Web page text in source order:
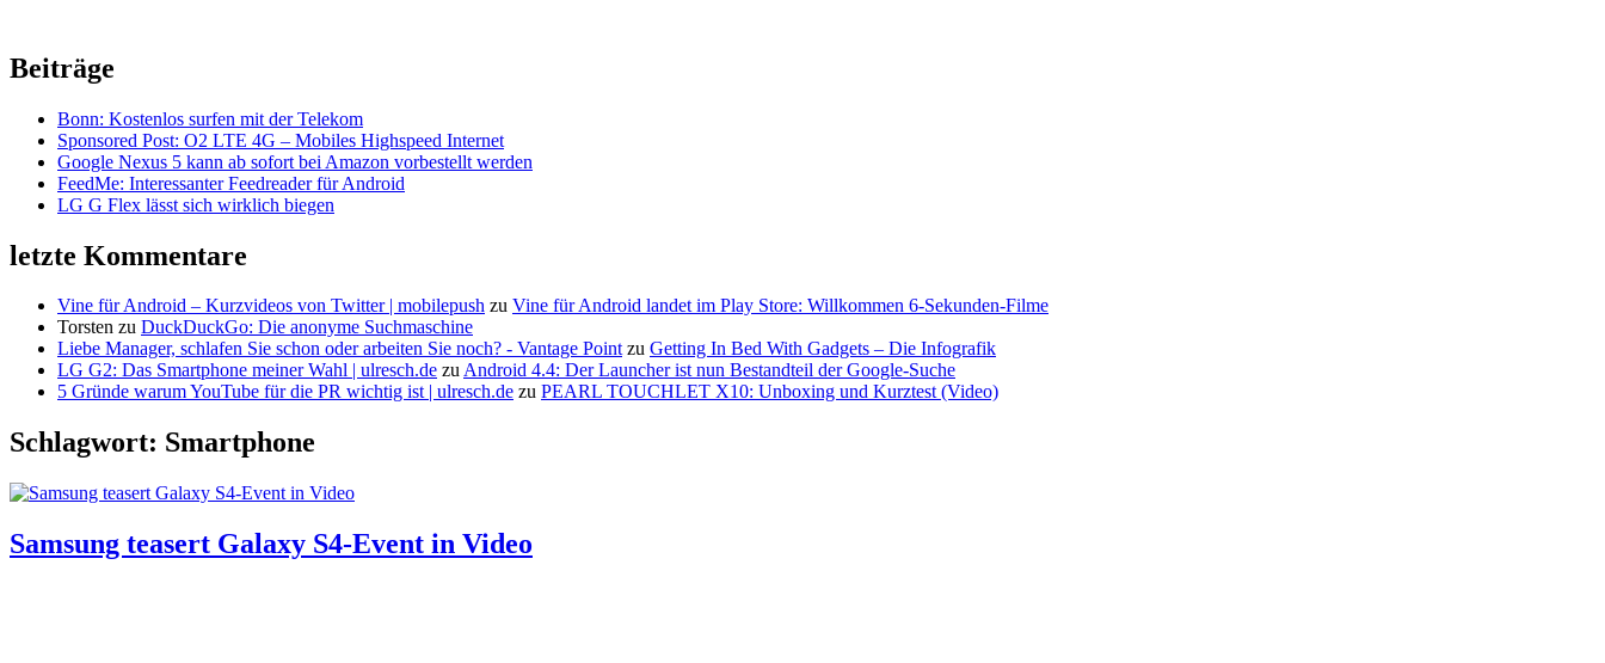
Beiträge
Bonn: Kostenlos surfen mit der Telekom
Sponsored Post: O2 LTE 4G – Mobiles Highspeed Internet
Google Nexus 5 kann ab sofort bei Amazon vorbestellt werden
FeedMe: Interessanter Feedreader für Android
LG G Flex lässt sich wirklich biegen
letzte Kommentare
Vine für Android – Kurzvideos von Twitter | mobilepush zu Vine für Android landet im Play Store: Willkommen 6-Sekunden-Filme
Torsten zu DuckDuckGo: Die anonyme Suchmaschine
Liebe Manager, schlafen Sie schon oder arbeiten Sie noch? - Vantage Pointzu Getting In Bed With Gadgets – Die Infografik
LG G2: Das Smartphone meiner Wahl | ulresch.de zuAndroid 4.4: Der Launcher ist nun Bestandteil der Google-Suche
5 Gründe warum YouTube für die PR wichtig ist | ulresch.de zu PEARL TOUCHLET X10: Unboxing und Kurztest (Video)
Schlagwort: Smartphone
Samsung teasert Galaxy S4-Event in Video